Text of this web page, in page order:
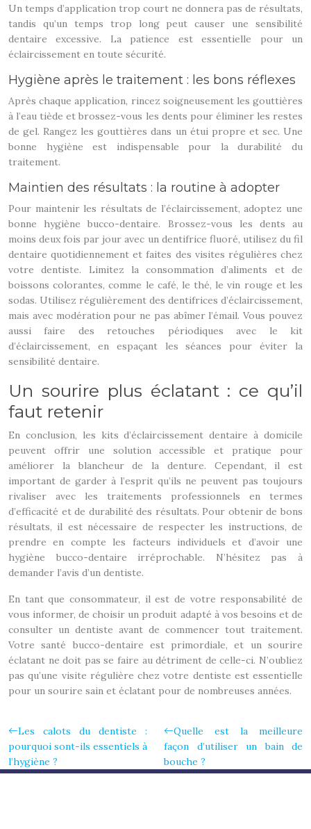
Un temps d’application trop court ne donnera pas de résultats,
tandis qu’un temps trop long peut causer une sensibilité
dentaire excessive. La patience est essentielle pour un
éclaircissement en toute sécurité.
Hygiène après le traitement : les bons réflexes
Après chaque application, rincez soigneusement les gouttières
à l’eau tiède et brossez-vous les dents pour éliminer les restes
de gel. Rangez les gouttières dans un étui propre et sec. Une
bonne hygiène est indispensable pour la durabilité du
traitement.
Maintien des résultats : la routine à adopter
Pour maintenir les résultats de l’éclaircissement, adoptez une
bonne hygiène bucco-dentaire. Brossez-vous les dents au
moins deux fois par jour avec un dentifrice fluoré, utilisez du fil
dentaire quotidiennement et faites des visites régulières chez
votre dentiste. Limitez la consommation d’aliments et de
boissons colorantes, comme le café, le thé, le vin rouge et les
sodas. Utilisez régulièrement des dentifrices d’éclaircissement,
mais avec modération pour ne pas abîmer l’émail. Vous pouvez
aussi faire des retouches périodiques avec le kit
d’éclaircissement, en espaçant les séances pour éviter la
sensibilité dentaire.
Un sourire plus éclatant : ce qu’il
faut retenir
En conclusion, les kits d’éclaircissement dentaire à domicile
peuvent offrir une solution accessible et pratique pour
améliorer la blancheur de la denture. Cependant, il est
important de garder à l’esprit qu’ils ne peuvent pas toujours
rivaliser avec les traitements professionnels en termes
d’efficacité et de durabilité des résultats. Pour obtenir de bons
résultats, il est nécessaire de respecter les instructions, de
prendre en compte les facteurs individuels et d’avoir une
hygiène bucco-dentaire irréprochable. N’hésitez pas à
demander l’avis d’un dentiste.
En tant que consommateur, il est de votre responsabilité de
vous informer, de choisir un produit adapté à vos besoins et de
consulter un dentiste avant de commencer tout traitement.
Votre santé bucco-dentaire est primordiale, et un sourire
éclatant ne doit pas se faire au détriment de celle-ci. N’oubliez
pas qu’une visite régulière chez votre dentiste est essentielle
pour un sourire sain et éclatant pour de nombreuses années.
Les calots du dentiste :
pourquoi sont-ils essentiels à
l’hygiène ?
Quelle est la meilleure
façon d’utiliser un bain de
bouche ?